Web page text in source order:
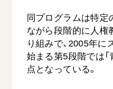
道府県中心会館
Soka Gakkai グローバルサ
SGIピースサイト
SOKA
同プログラムは特定
ながら段階的に人権
り組みで、2005年に
始まる第5段階では「
点となっている。